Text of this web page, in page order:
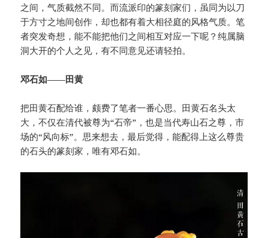
之间，气质截然不同。而流派印的篆刻家们，虽同为以刀
于方寸之地间创作，却也都有着大相径庭的风格气质。笔
者突发奇想，能不能把他们之间相互对应一下呢？纯属脑
洞大开的个人之见，有不同意见还请轻拍。
邓石如——田黄
把田黄石配给谁，颇费了笔者一番心思。田黄石名头太
大，不仅在清代被尊为“石帝”，也是当代寿山石之尊，市
场的“风向标”。思来想去，最后觉得，能配得上这么尊贵
的石头的篆刻家，唯有邓石如。